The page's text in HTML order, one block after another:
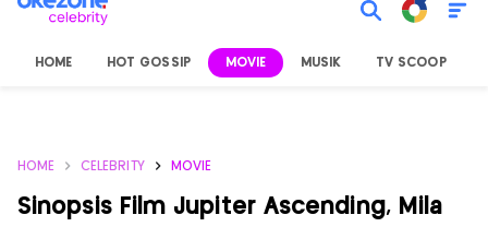
HOME HOT GOSSIP MOVIE MUSIK TV SCOOP
HOME CELEBRITY MOVIE
Sinopsis Film Jupiter Ascending, Mila